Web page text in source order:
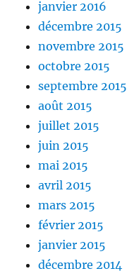
janvier 2016
décembre 2015
novembre 2015
octobre 2015
septembre 2015
août 2015
juillet 2015
juin 2015
mai 2015
avril 2015
mars 2015
février 2015
janvier 2015
décembre 2014